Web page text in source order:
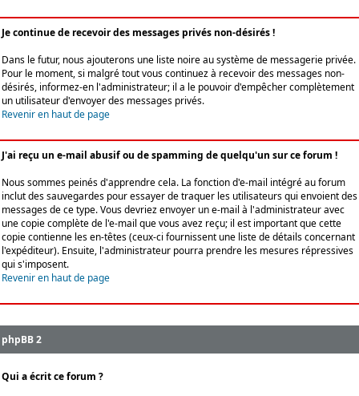
Je continue de recevoir des messages privés non-désirés !
Dans le futur, nous ajouterons une liste noire au système de messagerie privée.
Pour le moment, si malgré tout vous continuez à recevoir des messages non-
désirés, informez-en l'administrateur; il a le pouvoir d'empêcher complètement
un utilisateur d'envoyer des messages privés.
Revenir en haut de page
J'ai reçu un e-mail abusif ou de spamming de quelqu'un sur ce forum !
Nous sommes peinés d'apprendre cela. La fonction d'e-mail intégré au forum
inclut des sauvegardes pour essayer de traquer les utilisateurs qui envoient des
messages de ce type. Vous devriez envoyer un e-mail à l'administrateur avec
une copie complète de l'e-mail que vous avez reçu; il est important que cette
copie contienne les en-têtes (ceux-ci fournissent une liste de détails concernant
l'expéditeur). Ensuite, l'administrateur pourra prendre les mesures répressives
qui s'imposent.
Revenir en haut de page
phpBB 2
Qui a écrit ce forum ?